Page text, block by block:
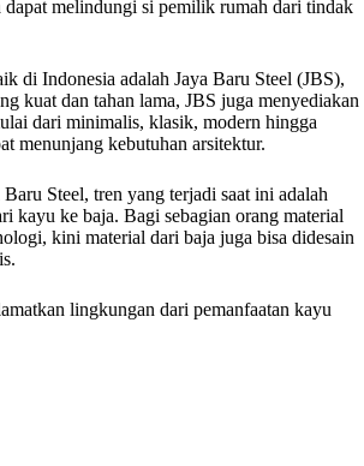
melindungi si pemilik rumah dari tindak
di Indonesia adalah Jaya Baru Steel (JBS),
kuat dan tahan lama, JBS juga menyediakan
dari minimalis, klasik, modern hingga
menunjang kebutuhan arsitektur.
Steel, tren yang terjadi saat ini adalah
kayu ke baja. Bagi sebagian orang material
kini material dari baja juga bisa didesain
lingkungan dari pemanfaatan kayu